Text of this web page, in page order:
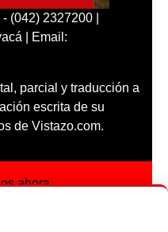
(042) 2327200 |
| Email:
parcial y traducción a
escrita de su
de Vistazo.com.
ahora